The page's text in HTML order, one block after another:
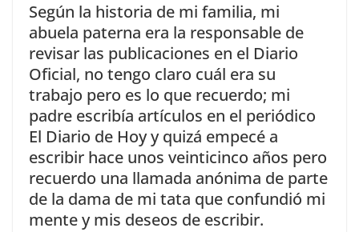
Según la historia de mi familia, mi
abuela paterna era la responsable de
revisar las publicaciones en el Diario
Oficial, no tengo claro cuál era su
trabajo pero es lo que recuerdo; mi
padre escribía artículos en el periódico
El Diario de Hoy y quizá empecé a
escribir hace unos veinticinco años pero
recuerdo una llamada anónima de parte
de la dama de mi tata que confundió mi
mente y mis deseos de escribir.